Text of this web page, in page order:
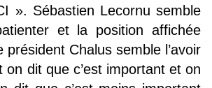
». Sébastien Lecornu semble
et la position affichée
président Chalus semble l’avoir
on dit que c’est important et on